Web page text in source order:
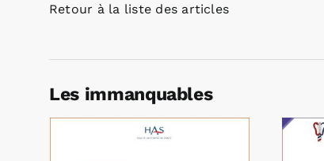
Retour à la liste des articles
Les immanquables